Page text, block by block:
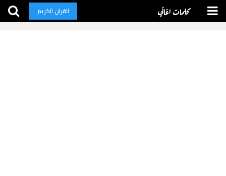
كلمات اغاني القران الكريم